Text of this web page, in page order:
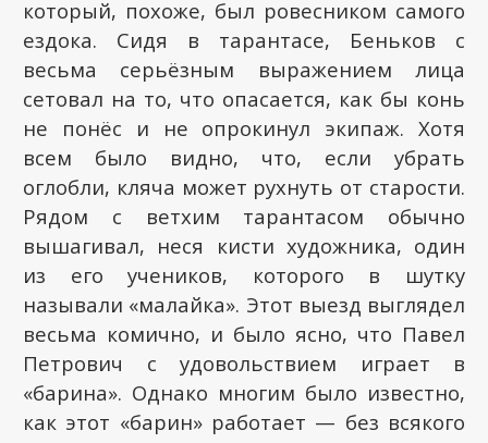
который, похоже, был ровесником самого
ездока. Сидя в тарантасе, Беньков с
весьма серьёзным выражением лица
сетовал на то, что опасается, как бы конь
не понёс и не опрокинул экипаж. Хотя
всем было видно, что, если убрать
оглобли, кляча может рухнуть от старости.
Рядом с ветхим тарантасом обычно
вышагивал, неся кисти художника, один
из его учеников, которого в шутку
называли «малайка». Этот выезд выглядел
весьма комично, и было ясно, что Павел
Петрович с удовольствием играет в
«барина». Однако многим было известно,
как этот «барин» работает — без всякого